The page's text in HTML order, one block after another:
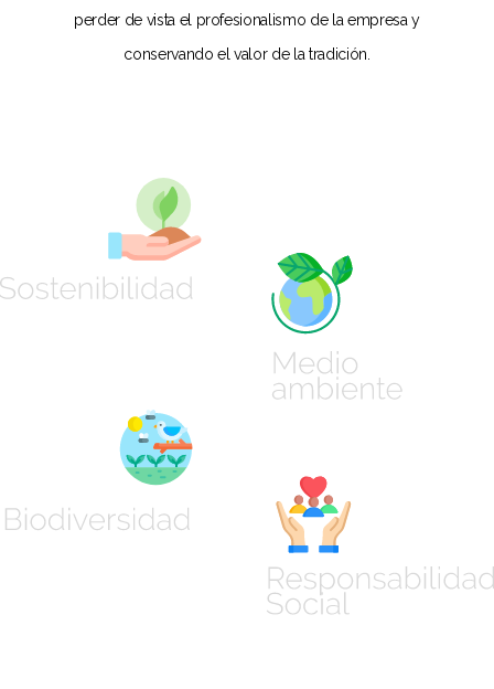
perder de vista el profesionalismo de la empresa y
conservando el valor de la tradición.